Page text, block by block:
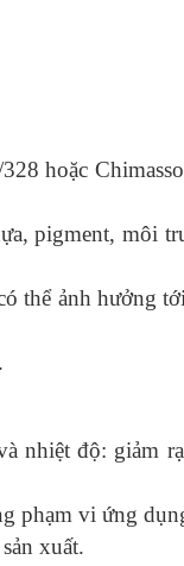
hoặc
pigment, môi
thể ảnh hưởng
nhiệt độ: giảm
phạm vi ứng
xuất.